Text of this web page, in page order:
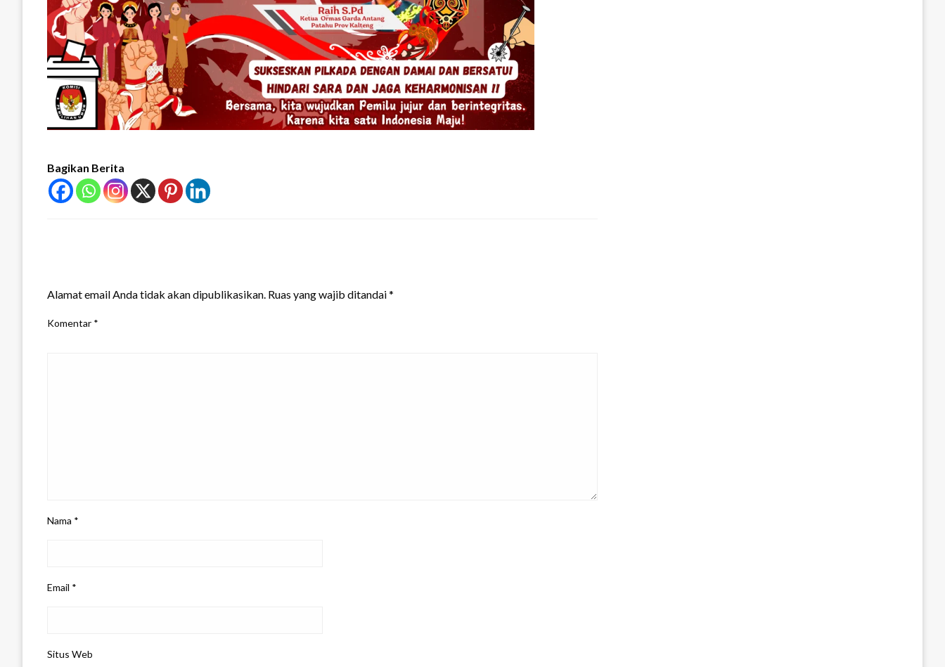
Bagikan Berita
Alamat email Anda tidak akan dipublikasikan. Ruas yang wajib ditandai*
Komentar *
Nama *
Email *
Situs Web